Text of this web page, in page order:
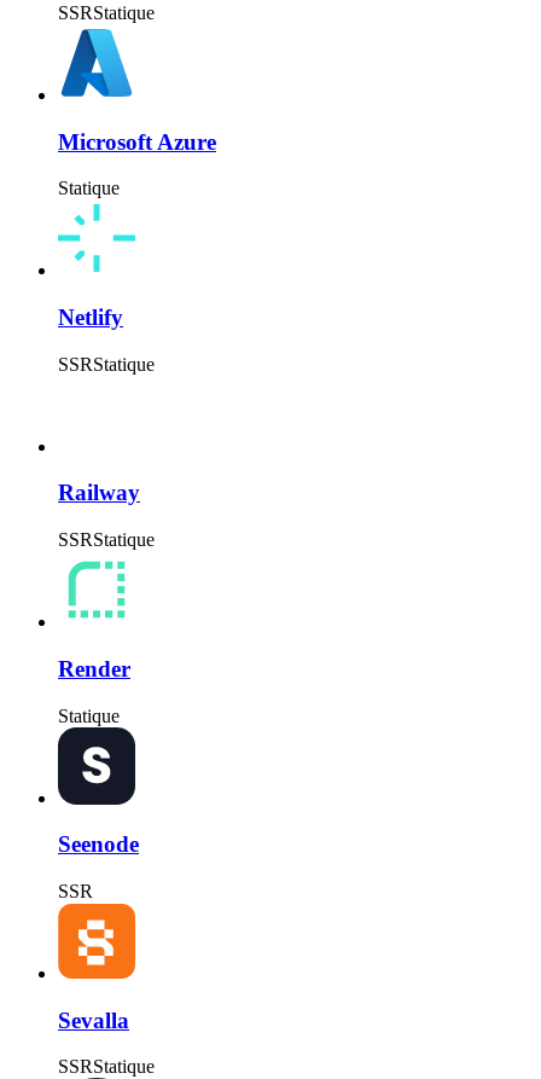
SSRStatique
Microsoft Azure
Statique
Netlify
SSRStatique
Railway
SSRStatique
Render
Statique
Seenode
SSR
Sevalla
SSRStatique